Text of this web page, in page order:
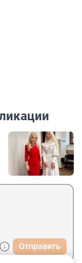
Отправить